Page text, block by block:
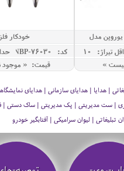
مدل
تيراژ: 10
»
خودکار
کد: NBP-76030
قیمت: « موجود
| هدایا | هدایای سازمانی | هدایای
| ست مدیریتی | پک مدیریتی | ساک دستی |
تبلیغاتی | لیوان سرامیکی | آفتابگیر خودرو